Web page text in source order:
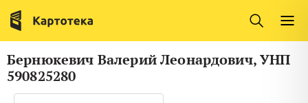
Италия
Люксембург
Литва
Латвия
Бернюкевич Валерий Леонардович, УНП
590825280